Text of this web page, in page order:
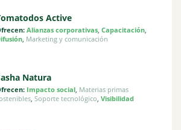
Active
Alianzas corporativas, Capacitación,
, Marketing y comunicación
Natura
Impacto social, Materias primas
, Soporte tecnológico Visibilidad